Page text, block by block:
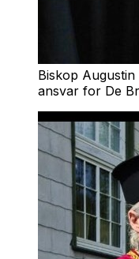
Biskop
ansvar for De